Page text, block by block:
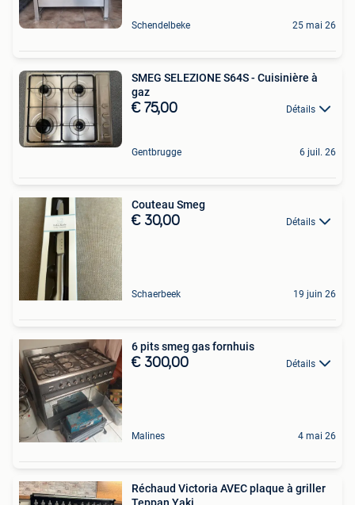
Schendelbeke 25 mai 26
SMEG SELEZIONE S64S - Cuisinière à
gaz
€ 75,00 Détails
Gentbrugge 6 juil. 26
Couteau Smeg
€ 30,00 Détails
Schaerbeek 19 juin 26
6 pits smeg gas fornhuis
€ 300,00 Détails
Malines 4 mai 26
Réchaud Victoria AVEC plaque à griller